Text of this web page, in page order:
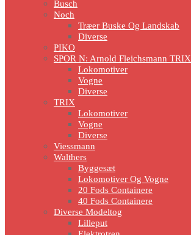
Busch
Noch
Træer Buske Og Landskab
Diverse
PIKO
SPOR N: Arnold Fleichsmann TRIX
Lokomotiver
Vogne
Diverse
TRIX
Lokomotiver
Vogne
Diverse
Viessmann
Walthers
Byggesæt
Lokomotiver Og Vogne
20 Fods Containere
40 Fods Containere
Diverse Modeltog
Lilleput